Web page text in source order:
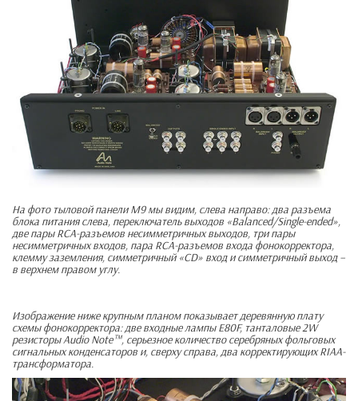
На фото тыловой панели М9 мы видим, слева направо: два разъема
блока питания слева, переключатель выходов «Balanced/Single-ended»,
две пары RCA-разъемов несимметричных выходов, три пары
несимметричных входов, пара RCA-разъемов входа фонокорректора,
клемму заземления, симметричный «CD» вход и симметричный выход –
в верхнем правом углу.
Изображение ниже крупным планом показывает деревянную плату
схемы фонокорректора: две входные лампы E80F, танталовые 2W
резисторы Audio Note™, серьезное количество серебряных фольговых
сигнальных конденсаторов и, сверху справа, два корректирующих RIAA-
трансформатора.